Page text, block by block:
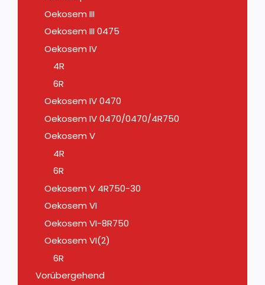
Oekosem III
Oekosem III 0475
Oekosem IV
4R
6R
Oekosem IV 0470
Oekosem IV 0470/0470/4R750
Oekosem V
4R
6R
Oekosem V 4R750-30
Oekosem VI
Oekosem VI-8R750
Oekosem VI(2)
6R
Vorübergehend